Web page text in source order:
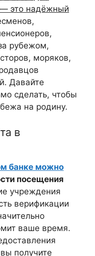
это надёжный
рубежом,
моряков,
Давайте
сделать, чтобы
на родину.
в
банке можно
посещения
учреждения
верификации
ваше время.
получите